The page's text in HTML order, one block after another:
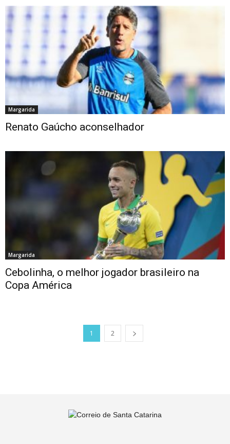
Margarida
Renato Gaúcho aconselhador
Margarida
Cebolinha, o melhor jogador brasileiro na
Copa América
1 2